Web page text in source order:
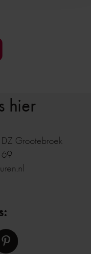
hier
Grootebroek